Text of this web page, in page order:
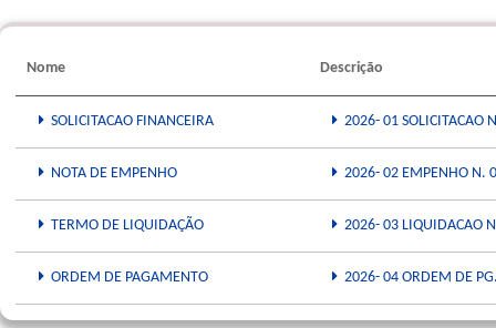
Nome Descrição
SOLICITACAO FINANCEIRA 2026- 01 SOLICITACAO
NOTA DE EMPENHO 2026- 02 EMPENHO N.
TERMO DE LIQUIDAÇÃO 2026- 03 LIQUIDACAO
ORDEM DE PAGAMENTO 2026- 04 ORDEM DE